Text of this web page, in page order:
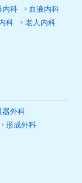
内科
血液内科
科
老人内科
器外科
形成外科